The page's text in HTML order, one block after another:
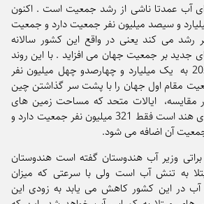
آب عمدتا ناشی از رشد جمعیت است . اکنون
و سیصد میلیون نفر جمعیت دارد و جمعیت
میلیون نفر رشد می کند یعنی در واقع این کشور سالانه
جدید بر جمعیت جهان می افزاید . با این روند
جمعیت هند در سال 2025 به یک میلیارد و چهارصدو چهل میلیون نفر
مقام اول جهان را با پشت سر گذاشتن چین
مقایسه، ایالات متحد که مساحت زمین های
کشاورزی آن تقریبا مساوی هند است فقط 321 میلیون نفر جمعیت دارد و
جمعیت آن اضافه می شود.
وزیر آب هندوستان گفته است هندوستان
به تنش آب است ولی با سرعتی که میزان
در این کشور کاهش می یابد به زودی این